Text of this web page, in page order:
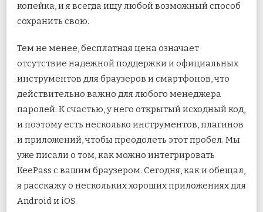
копейка, и я всегда ищу любой возможный способ
сохранить свою.
Тем не менее, бесплатная цена означает
отсутствие надежной поддержки и официальных
инструментов для браузеров и смартфонов, что
действительно важно для любого менеджера
паролей. К счастью, у него открытый исходный код,
и поэтому есть несколько инструментов, плагинов
и приложений, чтобы преодолеть этот пробел. Мы
уже писали о том, как можно интегрировать
KeePass с вашим браузером. Сегодня, как и обещал,
я расскажу о нескольких хороших приложениях для
Android и iOS.